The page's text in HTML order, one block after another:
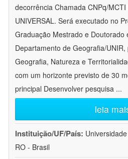
decorrência Chamada CNPq/MCTI
UNIVERSAL. Será executado no
Graduação Mestrado e Doutorado
Departamento de Geografia/
Geografia, Natureza e
com um horizonte previsto de 30
principal Desenvolver pesquisa ...
leia
Instituição/UF/País:
RO - Brasil